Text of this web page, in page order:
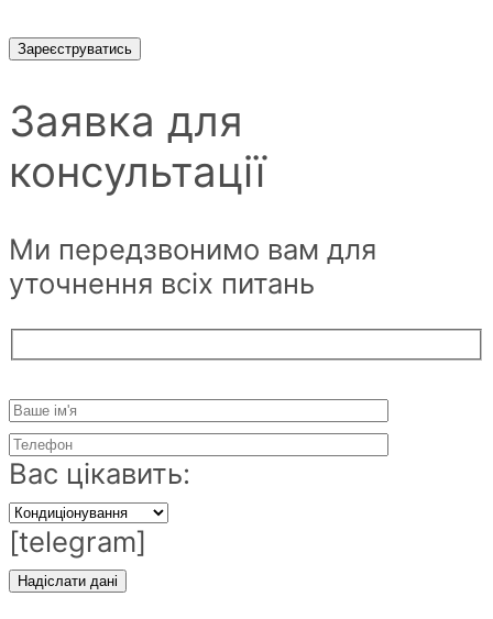
Зареєструватись
Заявка для
консультації
Ми передзвонимо вам для
уточнення всіх питань
Вас цікавить:
[telegram]